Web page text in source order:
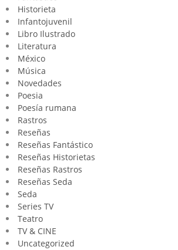
Historieta
Infantojuvenil
Libro Ilustrado
Literatura
México
Música
Novedades
Poesia
Poesía rumana
Rastros
Reseñas
Reseñas Fantástico
Reseñas Historietas
Reseñas Rastros
Reseñas Seda
Seda
Series TV
Teatro
TV & CINE
Uncategorized